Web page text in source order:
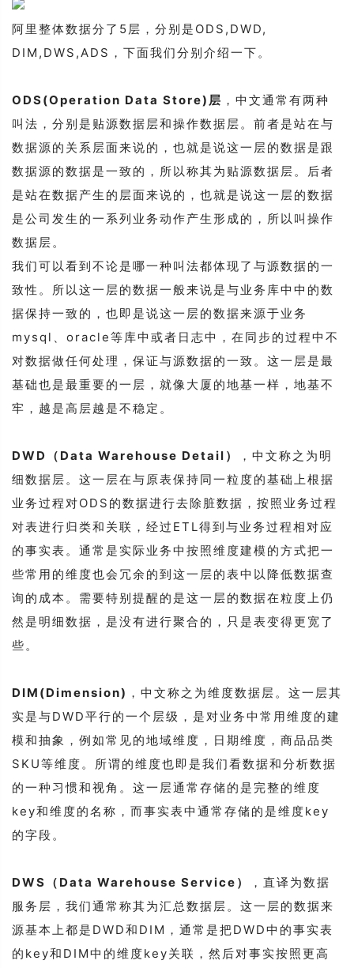
阿里整体数据分了5层，分别是ODS,DWD,
DIM,DWS,ADS，下面我们分别介绍一下。
ODS(Operation Data Store)层 ，中文通常有两种
叫法，分别是贴源数据层和操作数据层。前者是站在与
数据源的关系层面来说的，也就是说这一层的数据是跟
数据源的数据是一致的，所以称其为贴源数据层。后者
是站在数据产生的层面来说的，也就是说这一层的数据
是公司发生的一系列业务动作产生形成的，所以叫操作
数据层。
我们可以看到不论是哪一种叫法都体现了与源数据的一
致性。所以这一层的数据一般来说是与业务库中中的数
据保持一致的，也即是说这一层的数据来源于业务
mysql、oracle等库中或者日志中，在同步的过程中不
对数据做任何处理，保证与源数据的一致。这一层是最
基础也是最重要的一层，就像大厦的地基一样，地基不
牢，越是高层越是不稳定。
DWD（Data Warehouse Detail）
，中文称之为明
细数据层。这一层在与原表保持同一粒度的基础上根据
业务过程对ODS的数据进行去除脏数据，按照业务过程
对表进行归类和关联，经过ETL得到与业务过程相对应
的事实表。通常是实际业务中按照维度建模的方式把一
些常用的维度也会冗余的到这一层的表中以降低数据查
询的成本。需要特别提醒的是这一层的数据在粒度上仍
然是明细数据，是没有进行聚合的，只是表变得更宽了
些。
DIM(Dimension) ，中文称之为维度数据层。这一层其
实是与DWD平行的一个层级，是对业务中常用维度的建
模和抽象，例如常见的地域维度，日期维度，商品品类
SKU等维度。所谓的维度也即是我们看数据和分析数据
的一种习惯和视角。这一层通常存储的是完整的维度
key和维度的名称，而事实表中通常存储的是维度key
的字段。
DWS（Data Warehouse Service）
，直译为数据
服务层，我们通常称其为汇总数据层。这一层的数据来
源基本上都是DWD和DIM，通常是把DWD中的事实表
的key和DIM中的维度key关联，然后对事实按照更高